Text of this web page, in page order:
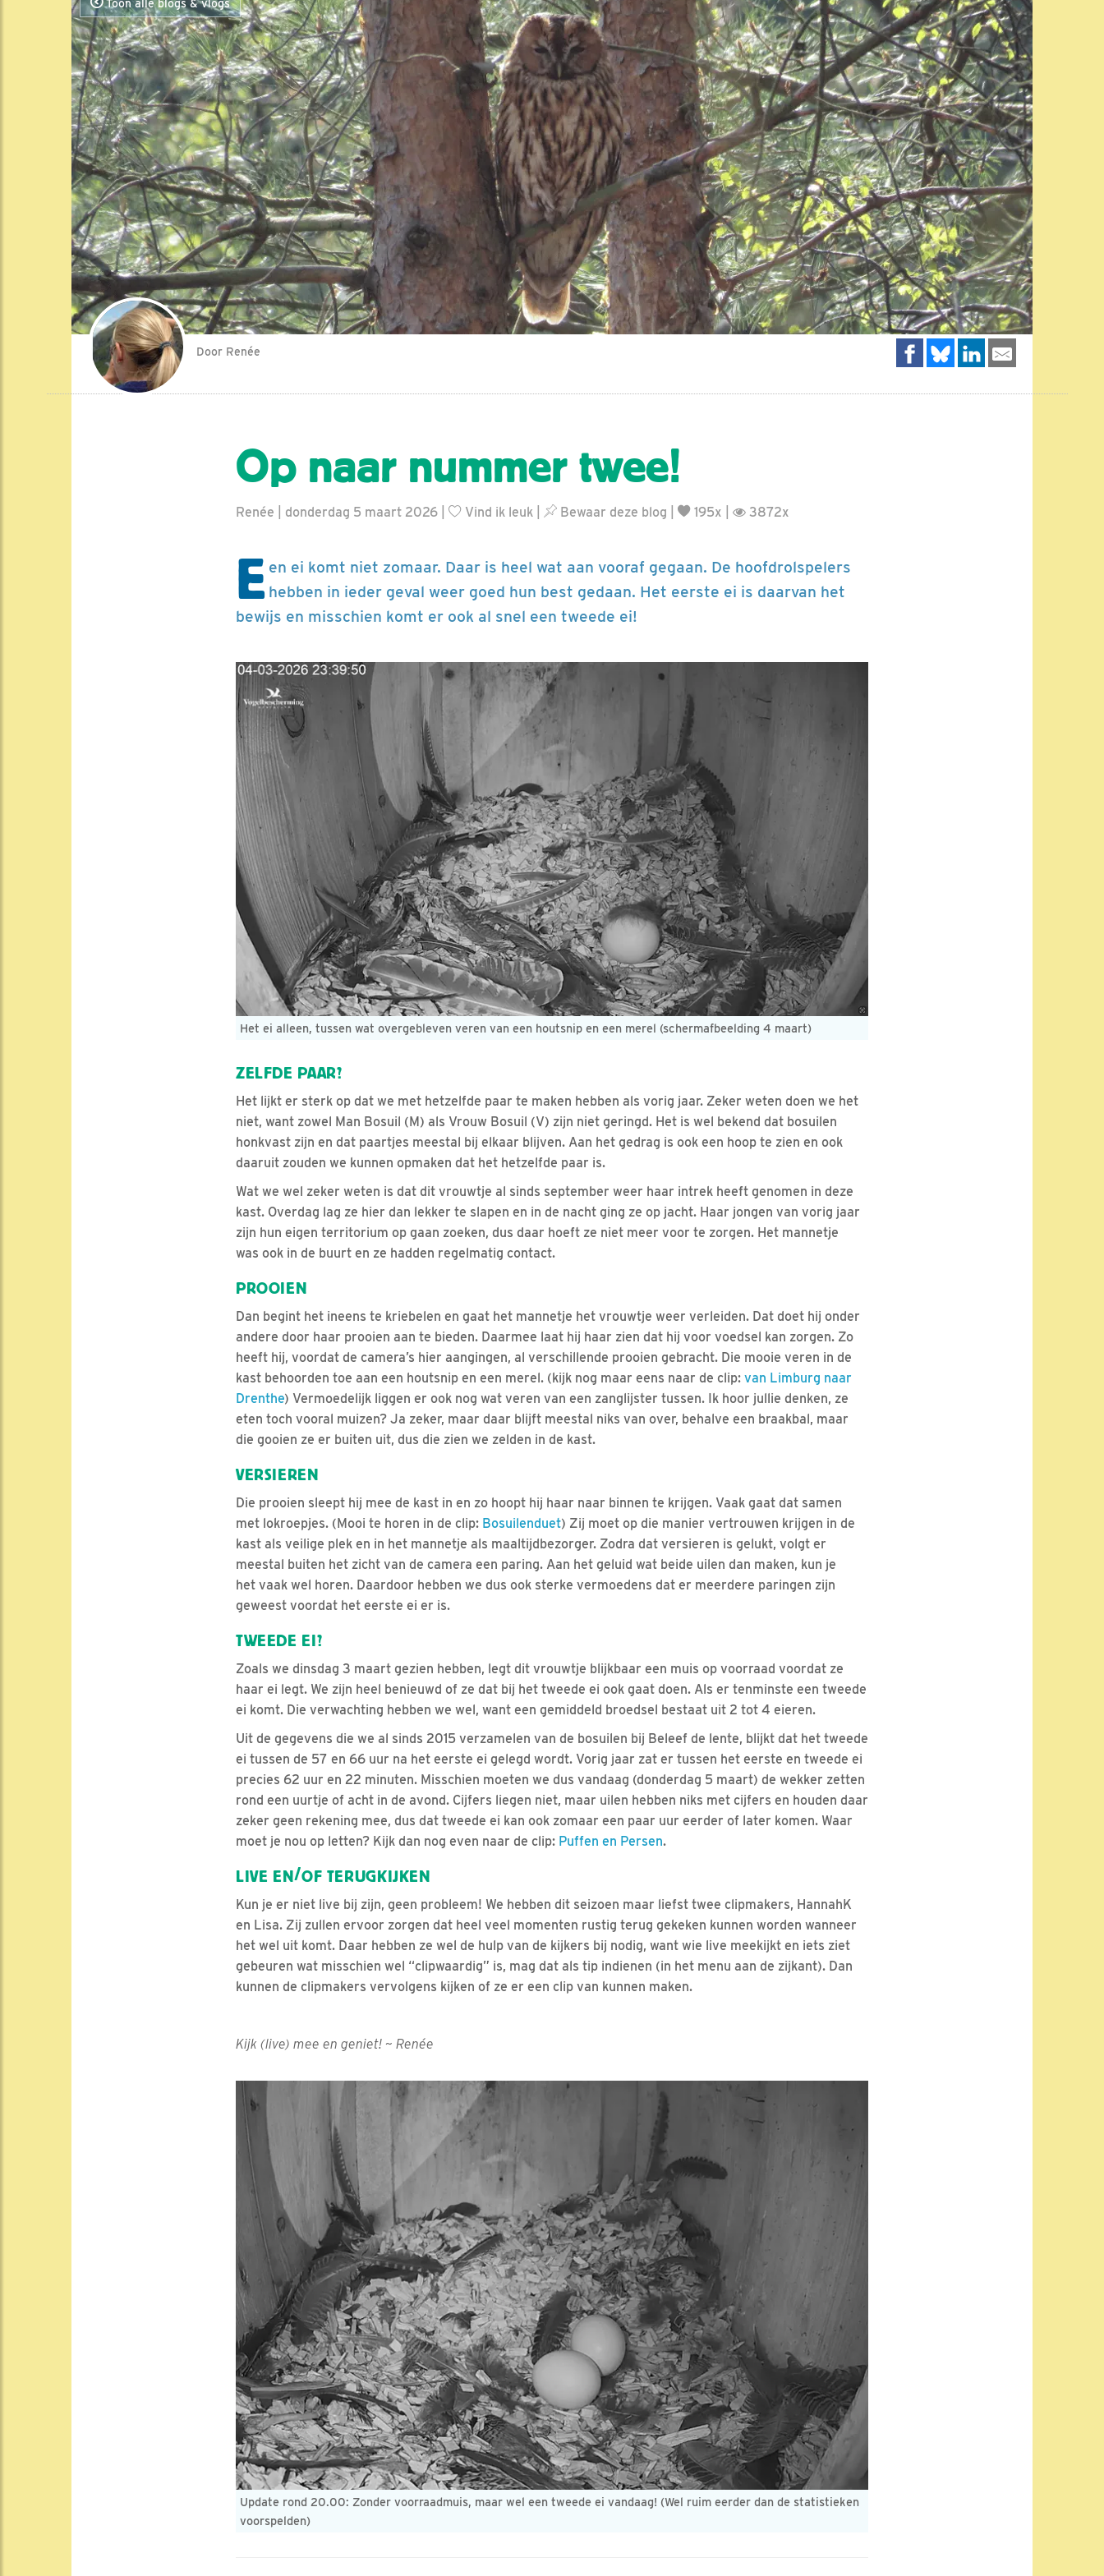
Toon alle blogs & vlogs
Door Renée
Op naar nummer twee!
Renée | donderdag 5 maart 2026 | Vind ik leuk Bewaar deze blog 195x | 3872x
E en ei komt niet zomaar. Daar is heel wat aan vooraf gegaan. De hoofdrolspelers
hebben in ieder geval weer goed hun best gedaan. Het eerste ei is daarvan het
bewijs en misschien komt er ook al snel een tweede ei!
Het ei alleen, tussen wat overgebleven veren van een houtsnip en een merel (schermafbeelding 4 maart)
ZELFDE PAAR?
Het lijkt er sterk op dat we met hetzelfde paar te maken hebben als vorig jaar. Zeker weten doen we het
niet, want zowel Man Bosuil (M) als Vrouw Bosuil (V) zijn niet geringd. Het is wel bekend dat bosuilen
honkvast zijn en dat paartjes meestal bij elkaar blijven. Aan het gedrag is ook een hoop te zien en ook
daaruit zouden we kunnen opmaken dat het hetzelfde paar is.
Wat we wel zeker weten is dat dit vrouwtje al sinds september weer haar intrek heeft genomen in deze
kast. Overdag lag ze hier dan lekker te slapen en in de nacht ging ze op jacht. Haar jongen van vorig jaar
zijn hun eigen territorium op gaan zoeken, dus daar hoeft ze niet meer voor te zorgen. Het mannetje
was ook in de buurt en ze hadden regelmatig contact.
PROOIEN
Dan begint het ineens te kriebelen en gaat het mannetje het vrouwtje weer verleiden. Dat doet hij onder
andere door haar prooien aan te bieden. Daarmee laat hij haar zien dat hij voor voedsel kan zorgen. Zo
heeft hij, voordat de camera’s hier aangingen, al verschillende prooien gebracht. Die mooie veren in de
kast behoorden toe aan een houtsnip en een merel. (kijk nog maar eens naar de clip: van Limburg naar
Drenthe) Vermoedelijk liggen er ook nog wat veren van een zanglijster tussen. Ik hoor jullie denken, ze
eten toch vooral muizen? Ja zeker, maar daar blijft meestal niks van over, behalve een braakbal, maar
die gooien ze er buiten uit, dus die zien we zelden in de kast.
VERSIEREN
Die prooien sleept hij mee de kast in en zo hoopt hij haar naar binnen te krijgen. Vaak gaat dat samen
met lokroepjes. (Mooi te horen in de clip: Bosuilenduet) Zij moet op die manier vertrouwen krijgen in de
kast als veilige plek en in het mannetje als maaltijdbezorger. Zodra dat versieren is gelukt, volgt er
meestal buiten het zicht van de camera een paring. Aan het geluid wat beide uilen dan maken, kun je
het vaak wel horen. Daardoor hebben we dus ook sterke vermoedens dat er meerdere paringen zijn
geweest voordat het eerste ei er is.
TWEEDE EI?
Zoals we dinsdag 3 maart gezien hebben, legt dit vrouwtje blijkbaar een muis op voorraad voordat ze
haar ei legt. We zijn heel benieuwd of ze dat bij het tweede ei ook gaat doen. Als er tenminste een tweede
ei komt. Die verwachting hebben we wel, want een gemiddeld broedsel bestaat uit 2 tot 4 eieren.
Uit de gegevens die we al sinds 2015 verzamelen van de bosuilen bij Beleef de lente, blijkt dat het tweede
ei tussen de 57 en 66 uur na het eerste ei gelegd wordt. Vorig jaar zat er tussen het eerste en tweede ei
precies 62 uur en 22 minuten. Misschien moeten we dus vandaag (donderdag 5 maart) de wekker zetten
rond een uurtje of acht in de avond. Cijfers liegen niet, maar uilen hebben niks met cijfers en houden daar
zeker geen rekening mee, dus dat tweede ei kan ook zomaar een paar uur eerder of later komen. Waar
moet je nou op letten? Kijk dan nog even naar de clip: Puffen en Persen.
LIVE EN/OF TERUGKIJKEN
Kun je er niet live bij zijn, geen probleem! We hebben dit seizoen maar liefst twee clipmakers, HannahK
en Lisa. Zij zullen ervoor zorgen dat heel veel momenten rustig terug gekeken kunnen worden wanneer
het wel uit komt. Daar hebben ze wel de hulp van de kijkers bij nodig, want wie live meekijkt en iets ziet
gebeuren wat misschien wel “clipwaardig” is, mag dat als tip indienen (in het menu aan de zijkant). Dan
kunnen de clipmakers vervolgens kijken of ze er een clip van kunnen maken.
Kijk (live) mee en geniet! ~ Renée
Update rond 20.00: Zonder voorraadmuis, maar wel een tweede ei vandaag! (Wel ruim eerder dan de statistieken
voorspelden)